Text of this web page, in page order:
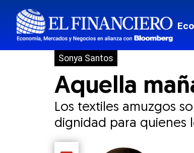
Sonya Santos
Aquella
Los textiles amuzgos
dignidad para quienes